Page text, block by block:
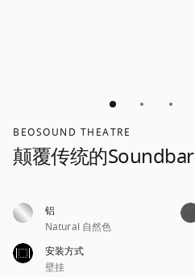
BEOSOUND THEATRE
颠覆传统的Soundbar
铝
Natural 自然色
安装方式
壁挂